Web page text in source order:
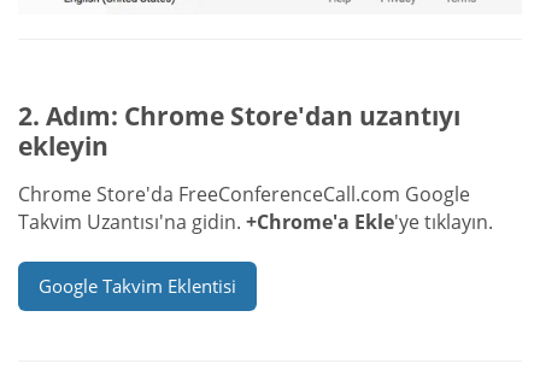
2. Adım: Chrome Store'dan uzantıyı
ekleyin
Chrome Store'da FreeConferenceCall.com Google
Takvim Uzantısı'na gidin. +Chrome'a Ekle'ye tıklayın.
Google Takvim Eklentisi